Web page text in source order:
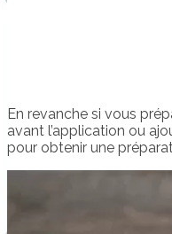
En revanche si vous
avant l’application ou
pour obtenir une